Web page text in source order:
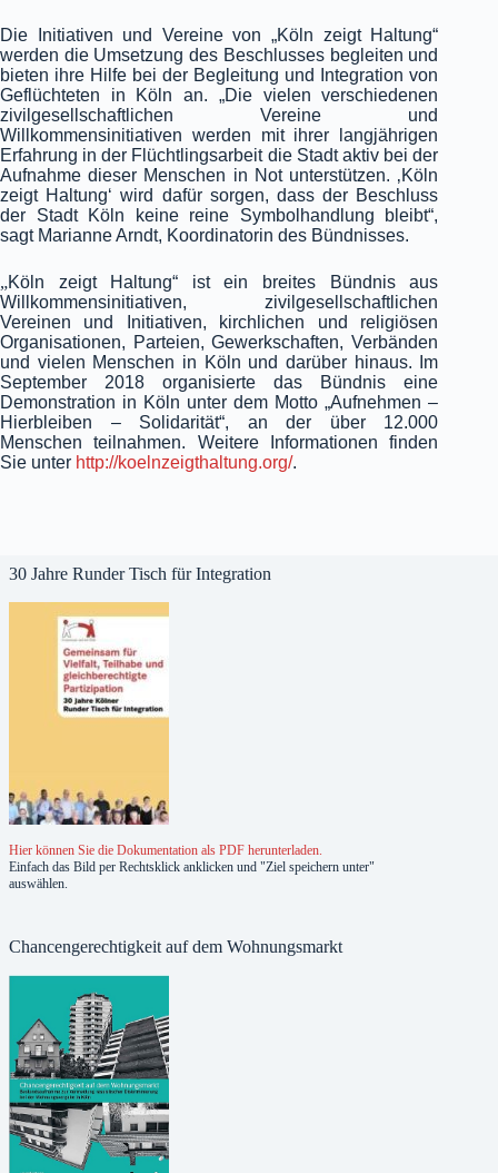
Die Initiativen und Vereine von „Köln zeigt Haltung“
werden die Umsetzung des Beschlusses begleiten und
bieten ihre Hilfe bei der Begleitung und Integration von
Geflüchteten in Köln an. „Die vielen verschiedenen
zivilgesellschaftlichen Vereine und
Willkommensinitiativen werden mit ihrer langjährigen
Erfahrung in der Flüchtlingsarbeit die Stadt aktiv bei der
Aufnahme dieser Menschen in Not unterstützen. ‚Köln
zeigt Haltung‘ wird dafür sorgen, dass der Beschluss
der Stadt Köln keine reine Symbolhandlung bleibt“,
sagt Marianne Arndt, Koordinatorin des Bündnisses.
„Köln zeigt Haltung“ ist ein breites Bündnis aus
Willkommensinitiativen, zivilgesellschaftlichen
Vereinen und Initiativen, kirchlichen und religiösen
Organisationen, Parteien, Gewerkschaften, Verbänden
und vielen Menschen in Köln und darüber hinaus. Im
September 2018 organisierte das Bündnis eine
Demonstration in Köln unter dem Motto „Aufnehmen –
Hierbleiben – Solidarität“, an der über 12.000
Menschen teilnahmen. Weitere Informationen finden
Sie unter http://koelnzeigthaltung.org/.
30 Jahre Runder Tisch für Integration
Hier können Sie die Dokumentation als PDF herunterladen.
Einfach das Bild per Rechtsklick anklicken und "Ziel speichern unter"
auswählen.
Chancengerechtigkeit auf dem Wohnungsmarkt